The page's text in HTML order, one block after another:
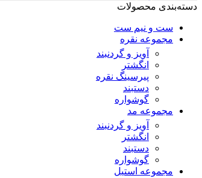
دسته‌بندی محصولات
ست و نیم ست
مجموعه نقره
آویز و گردنبند
انگشتر
پیرسینگ نقره
دستبند
گوشواره
مجموعه مد
آویز و گردنبند
انگشتر
دستبند
گوشواره
مجموعه استیل